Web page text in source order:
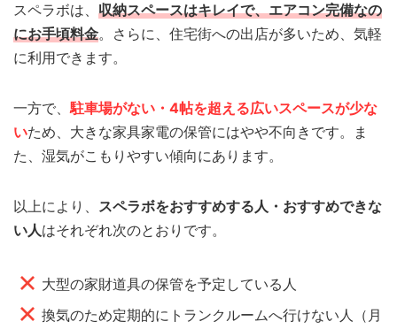
スペラボは、 収納スペースはキレイで、エアコン完備なの
にお手頃料金。さらに、住宅街への出店が多いため、気軽
に利用できます。
一方で、駐車場がない・4帖を超える広いスペースが少な
いため、大きな家具家電の保管にはやや不向きです。ま
た、湿気がこもりやすい傾向にあります。
以上により、 スペラボをおすすめする人・おすすめできな
い人はそれぞれ次のとおりです。
大型の家財道具の保管を予定している人
換気のため定期的にトランクルームへ行けない人（月